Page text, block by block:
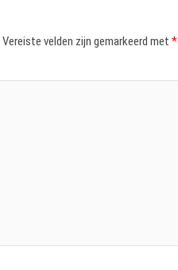
Vereiste velden zijn gemarkeerd met *